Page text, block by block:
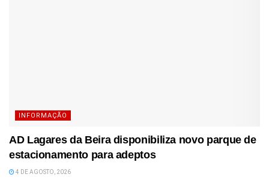
INFORMAÇÃO
AD Lagares da Beira disponibiliza novo parque de
estacionamento para adeptos
4 DE AGOSTO, 2026